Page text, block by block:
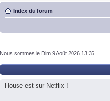
Index du forum
Nous sommes le Dim 9 Août 2026 13:36
House est sur Netflix !